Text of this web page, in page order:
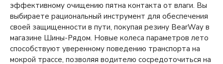
эффективному очищению пятна контакта от влаги. Вы
выбираете рациональный инструмент для обеспечения
своей защищенности в пути, покупая резину BearWay в
магазине Шины-Рядом. Новые колеса параметров лето
способствуют уверенному поведению транспорта на
мокрой трассе, позволяя водителю сосредоточиться на